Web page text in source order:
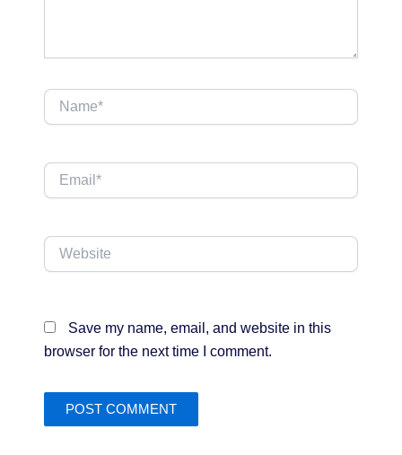
Name*
Email*
Website
Save my name, email, and website in this
browser for the next time I comment.